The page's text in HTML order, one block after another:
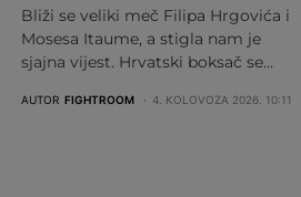
Bliži se veliki meč Filipa Hrgovića i
Mosesa Itaume, a stigla nam je
sjajna vijest. Hrvatski boksač se…
AUTOR FIGHTROOM 4. KOLOVOZA 2026. 10:11